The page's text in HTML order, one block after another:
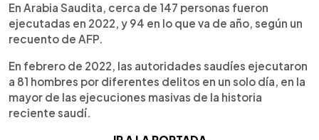
En Arabia Saudita, cerca de 147 personas fueron
ejecutadas en 2022, y 94 en lo que va de año, según un
recuento de AFP.
En febrero de 2022, las autoridades saudíes ejecutaron
a 81 hombres por diferentes delitos en un solo día, en la
mayor de las ejecuciones masivas de la historia
reciente saudí.